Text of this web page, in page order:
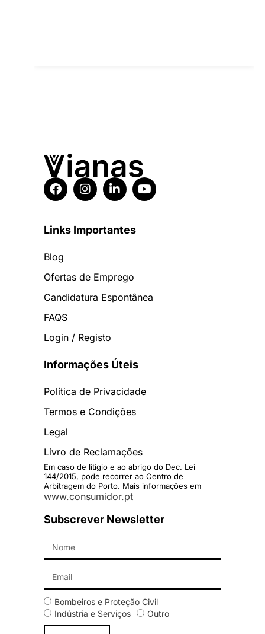
Links Importantes
Blog
Ofertas de Emprego
Candidatura Espontânea
FAQS
Login / Registo
Informações Úteis
Política de Privacidade
Termos e Condições
Legal
Livro de Reclamações
Em caso de litigio e ao abrigo do Dec. Lei
144/2015, pode recorrer ao Centro de
Arbitragem do Porto. Mais informações em
www.consumidor.pt
Subscrever Newsletter
Bombeiros e Proteção Civil
Indústria e Serviços
Outro